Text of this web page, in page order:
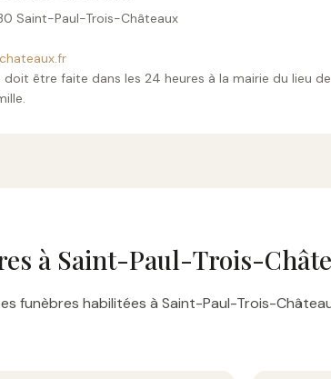
Saint-Paul-Trois-Châteaux
être faite dans les 24 heures à la mairie du lieu
à Saint-Paul-Trois-
funèbres habilitées à Saint-Paul-Trois-